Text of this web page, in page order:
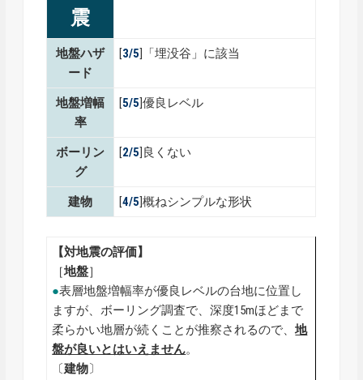
震
地盤ハザ
ード
[3/5]「埋没谷」に該当
地盤増幅
率
[5/5]優良レベル
ボーリン
グ
[2/5]良くない
建物 [4/5]概ねシンプルな形状
【対地震の評価】
［地盤］
●表層地盤増幅率が優良レベルの台地に位置し
ますが、ボーリング調査で、深度15mほどまで
柔らかい地層が続くことが推察されるので、地
盤が良いとはいえません。
〔建物〕